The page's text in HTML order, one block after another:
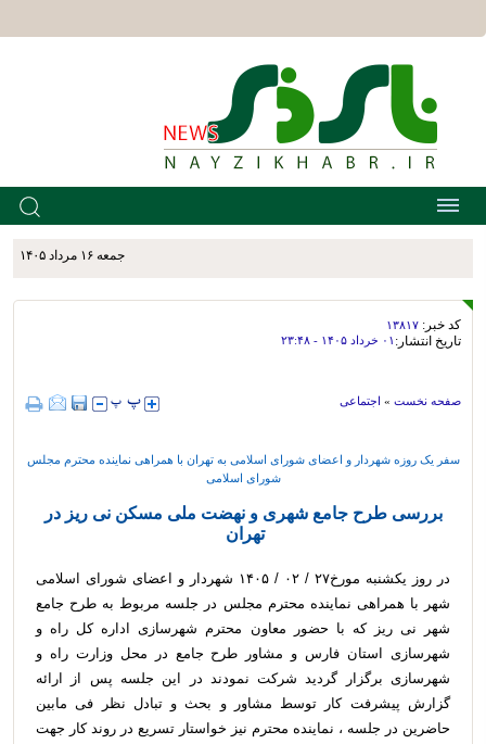
جمعه ۱۶ مرداد ۱۴۰۵
کد خبر: ۱۳۸۱۷
تاریخ انتشار: ۰۱ خرداد ۱۴۰۵ - ۲۳:۴۸
صفحه نخست » اجتماعی
سفر یک روزه شهردار و اعضای شورای اسلامی به تهران با همراهی نماینده محترم مجلس
شورای اسلامی
بررسی طرح جامع شهری و نهضت ملی مسکن نی ریز در
تهران
در روز یکشنبه مورخ۲۷ / ۰۲ / ۱۴۰۵ شهردار و اعضای شورای اسلامی
شهر با همراهی نماینده محترم مجلس در جلسه مربوط به طرح جامع
شهر نی ریز که با حضور معاون محترم شهرسازی اداره کل راه و
شهرسازی استان فارس و مشاور طرح جامع در محل وزارت راه و
شهرسازی برگزار گردید شرکت نمودند در این جلسه پس از ارائه
گزارش پیشرفت کار توسط مشاور و بحث و تبادل نظر فی مابین
حاضرین در جلسه ، نماینده محترم نیز خواستار تسریع در روند کار جهت